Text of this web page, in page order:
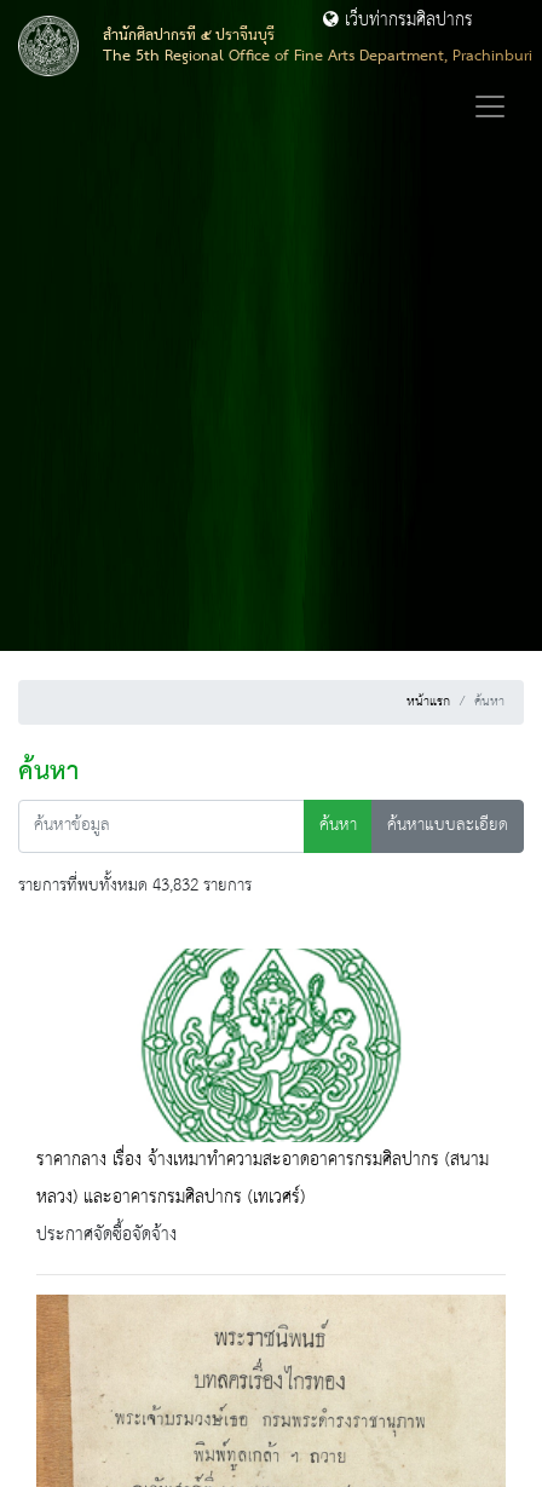
สำนักศิลปากรที่ ๕ ปราจีนบุรี
The 5th Regional Office of Fine Arts Department, Prachinburi
เว็บท่ากรมศิลปากร
หน้าแรก ค้นหา
ค้นหา
ค้นหา
ค้นหาแบบละเอียด
รายการที่พบทั้งหมด 43,832 รายการ
ราคากลาง เรื่อง จ้างเหมาทำความสะอาดอาคารกรมศิลปากร (สนาม
หลวง) และอาคารกรมศิลปากร (เทเวศร์)
ประกาศจัดซื้อจัดจ้าง